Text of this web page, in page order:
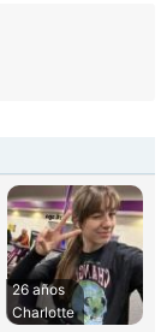
26 años
Charlotte